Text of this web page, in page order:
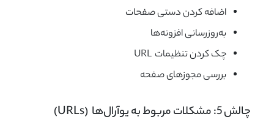
اضافه کردن دستی صفحات
به‌روزرسانی افزونه‌ها
چک کردن تنظیمات URL
بررسی مجوزهای صفحه
چالش 5: مشکلات مربوط به یوآرال‌ها  (URLs)